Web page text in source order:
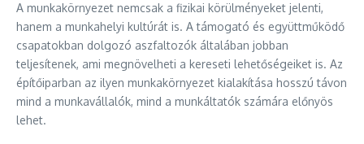
A munkakörnyezet nemcsak a fizikai körülményeket jelenti,
hanem a munkahelyi kultúrát is. A támogató és együttműködő
csapatokban dolgozó aszfaltozók általában jobban
teljesítenek, ami megnövelheti a kereseti lehetőségeiket is. Az
építőiparban az ilyen munkakörnyezet kialakítása hosszú távon
mind a munkavállalók, mind a munkáltatók számára előnyös
lehet.